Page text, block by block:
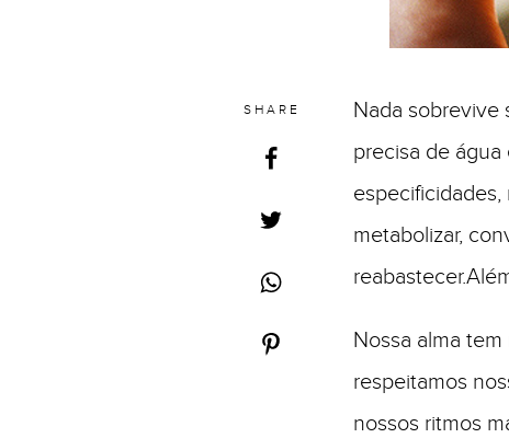
SHARE
Nada sobrevive
precisa de água
especificidades,
metabolizar,
Nossa alma
respeitamos
nossos ritmos